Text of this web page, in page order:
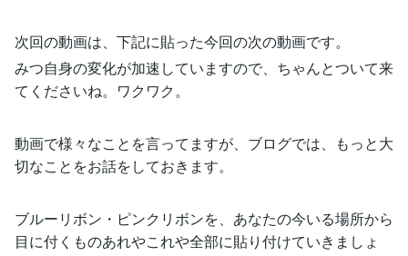
次回の動画は、下記に貼った今回の次の動画です。
みつ自身の変化が加速していますので、ちゃんとついて来
てくださいね。ワクワク。
動画で様々なことを言ってますが、ブログでは、もっと大
切なことをお話をしておきます。
ブルーリボン・ピンクリボンを、あなたの今いる場所から
目に付くものあれやこれや全部に貼り付けていきましょ